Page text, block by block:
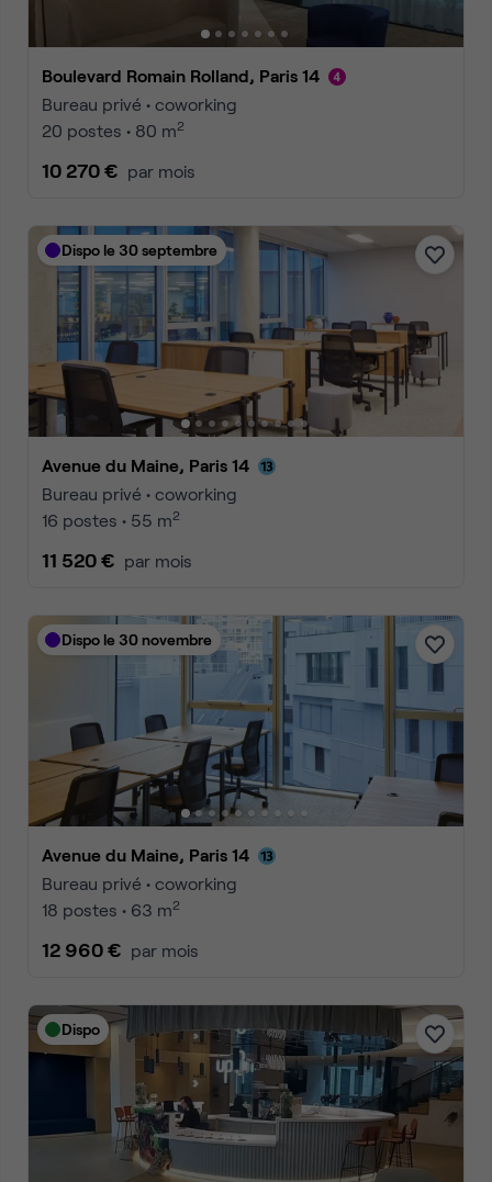
Boulevard Romain Rolland, Paris 14
Bureau privé • coworking
20 postes • 80 m2
10 270 € par mois
Dispo le 30 septembre
Avenue du Maine, Paris 14
Bureau privé • coworking
16 postes • 55 m2
11 520 € par mois
Dispo le 30 novembre
Avenue du Maine, Paris 14
Bureau privé • coworking
18 postes • 63 m2
12 960 € par mois
Dispo